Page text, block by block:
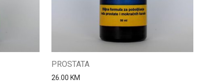
PROSTATA
26.00 KM